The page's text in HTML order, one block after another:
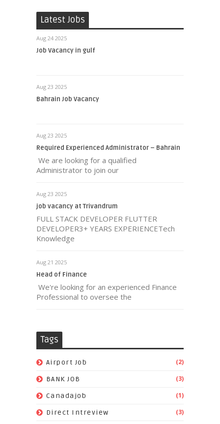
Latest Jobs
Aug 24 2025
Job Vacancy in gulf
Aug 23 2025
Bahrain Job Vacancy
Aug 23 2025
Required Experienced Administrator – Bahrain
We are looking for a qualified
Administrator to join our
Aug 23 2025
job vacancy at Trivandrum
FULL STACK DEVELOPER FLUTTER
DEVELOPER3+ YEARS EXPERIENCETech
Knowledge
Aug 21 2025
Head of Finance
We're looking for an experienced Finance
Professional to oversee the
Tags
Airport Job (2)
BANK JOB (3)
Canadajob (1)
Direct Intreview (3)